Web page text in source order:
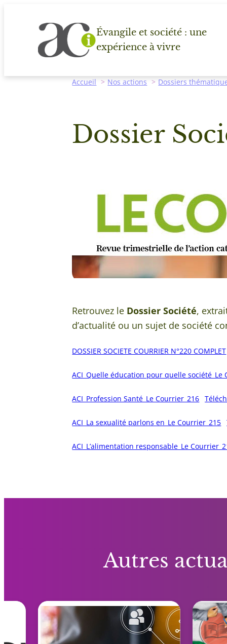
Évangile et société : une
expérience à vivre
Accueil Nos actions Dossiers
Dossier
Retrouvez le Dossier Société,
d’actualité ou un sujet de société
DOSSIER SOCIETE COURRIER N°220 COMPLET
ACI_Quelle éducation pour quelle société_Le
ACI_Profession Santé_Le Courrier_216
ACI_La sexualité parlons en_Le Courrier_215
ACI_L’alimentation responsable_Le
Autres